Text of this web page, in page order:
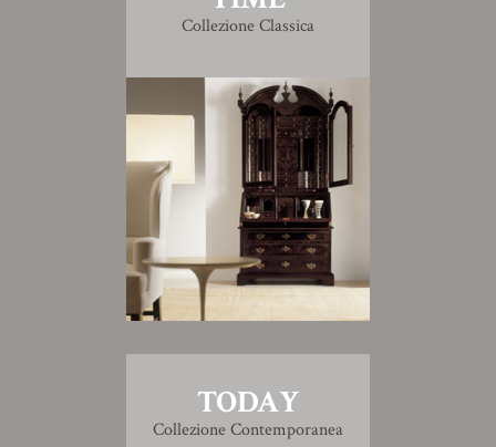
Collezione Classica
TODAY
Collezione Contemporanea